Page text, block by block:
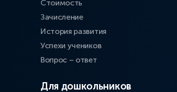
Стоимость
Зачисление
История развития
Успехи учеников
Вопрос – ответ
Для дошкольников